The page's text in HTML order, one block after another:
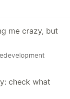
me crazy, but
check what